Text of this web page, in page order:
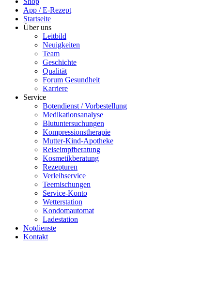
App / E-Rezept
Startseite
Über uns
Leitbild
Neuigkeiten
Team
Geschichte
Qualität
Forum Gesundheit
Karriere
Service
Botendienst / Vorbestellung
Medikationsanalyse
Blutuntersuchungen
Kompressionstherapie
Mutter-Kind-Apotheke
Reiseimpfberatung
Kosmetikberatung
Rezepturen
Verleihservice
Teemischungen
Service-Konto
Wetterstation
Kondomautomat
Ladestation
Notdienste
Kontakt